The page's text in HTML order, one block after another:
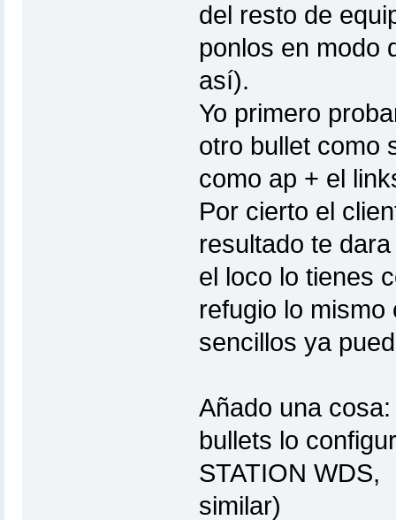
del resto de
ponlos en modo
así).
Yo primero
otro bullet como
como ap + el
Por cierto el
resultado te
el loco lo tienes
refugio lo
sencillos ya
Añado una
bullets lo
STATION WDS,
similar)